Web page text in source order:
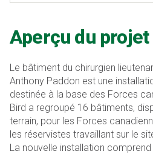
Aperçu du projet
Le bâtiment du chirurgien
Anthony Paddon est une
destinée à la base des Forces
Bird a regroupé 16 bâtiments,
terrain, pour les Forces
les réservistes travaillant sur le
La nouvelle installation